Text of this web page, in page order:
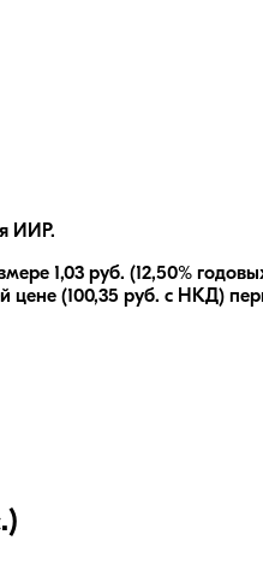
ИИР.
1,03 руб. (12,50%
цене (100,35 руб. с НКД)